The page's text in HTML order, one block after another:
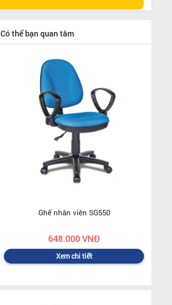
Có thể bạn quan tâm
Ghế nhân viên SG550
648.000 VNĐ
Xem chi tiết